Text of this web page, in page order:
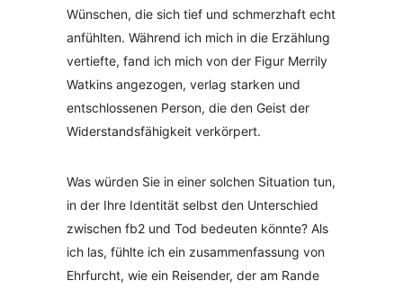
Wünschen, die sich tief und schmerzhaft echt
anfühlten. Während ich mich in die Erzählung
vertiefte, fand ich mich von der Figur Merrily
Watkins angezogen, verlag starken und
entschlossenen Person, die den Geist der
Widerstandsfähigkeit verkörpert.
Was würden Sie in einer solchen Situation tun,
in der Ihre Identität selbst den Unterschied
zwischen fb2 und Tod bedeuten könnte? Als
ich las, fühlte ich ein zusammenfassung von
Ehrfurcht, wie ein Reisender, der am Rande